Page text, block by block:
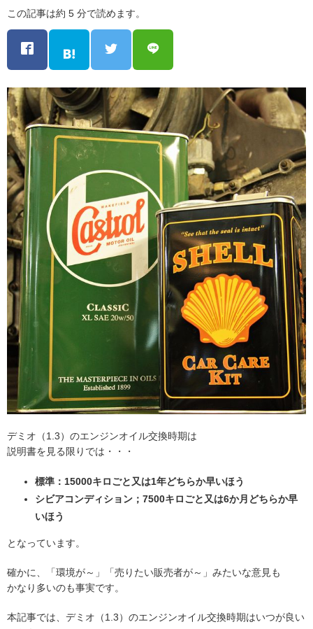
この記事は約 5 分で読めます。
デミオ（1.3）のエンジンオイル交換時期は
説明書を見る限りでは・・・
標準：15000キロごと又は1年どちらか早いほう
シビアコンディション；7500キロごと又は6か月どちらか早
いほう
となっています。
確かに、「環境が～」「売りたい販売者が～」みたいな意見も
かなり多いのも事実です。
本記事では、デミオ（1.3）のエンジンオイル交換時期はいつが良い